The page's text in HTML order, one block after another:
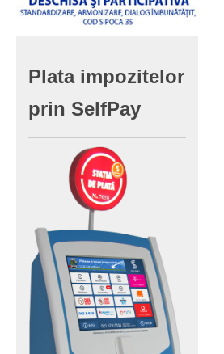
Plata impozitelor
prin SelfPay